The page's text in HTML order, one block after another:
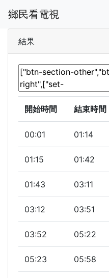
鄉民看電視
結果
開始時間
結束時間
00:01 01:14
01:15 01:42
01:43 03:11
03:12 03:51
03:52 05:22
05:23 05:58